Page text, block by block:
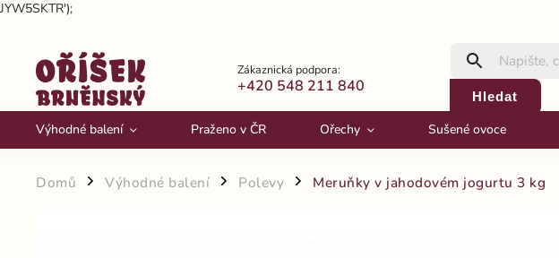
JYW5SKTR');
Zákaznická podpora:
+420 548 211 840
Hledat
Výhodné balení Praženo v ČR Ořechy Sušené ovoce
Domů / Výhodné balení / Polevy / Meruňky v jahodovém jogurtu 3 kg